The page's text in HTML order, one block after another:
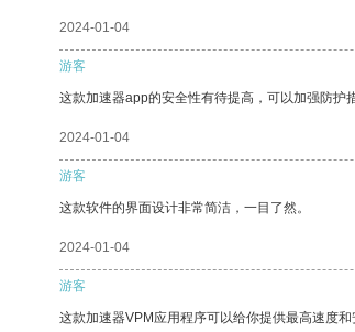
2024-01-04
游客
这款加速器app的安全性有待提高，可以加强防护
2024-01-04
游客
这款软件的界面设计非常简洁，一目了然。
2024-01-04
游客
这款加速器VPM应用程序可以给你提供最高速度和